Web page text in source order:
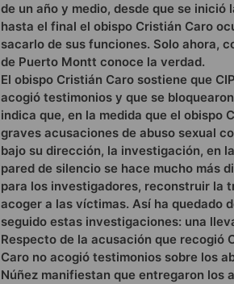
de un año y medio, desde que se
hasta el final el obispo Cristián Caro
sacarlo de sus funciones. Solo ahora,
de Puerto Montt conoce la verdad.
El obispo Cristián Caro sostiene que
acogió testimonios y que se
indica que, en la medida que el obispo
graves acusaciones de abuso sexual
bajo su dirección, la investigación, en
pared de silencio se hace mucho más
para los investigadores, reconstruir la
acoger a las víctimas. Así ha quedado
seguido estas investigaciones: una
Respecto de la acusación que recogió
Caro no acogió testimonios sobre los
Núñez manifiestan que entregaron los